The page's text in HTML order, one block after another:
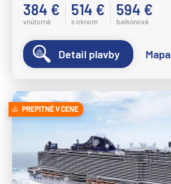
HX MS Santa Cruz II
MS Kong Harald
MS Nordkapp
MS Nordlys
MS Nordnorge
MS Nordstjernen
MS Otto Sverdrup
384 €
vnútorná
514 €
s oknom
594 €
balkónová
Detail plavby Mapa
PREPITNÉ V CENE